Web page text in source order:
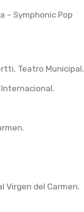
– Symphonic Pop
Teatro Municipal.
Virgen del Carmen.